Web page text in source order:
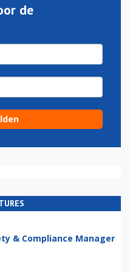
de
& Compliance Manager